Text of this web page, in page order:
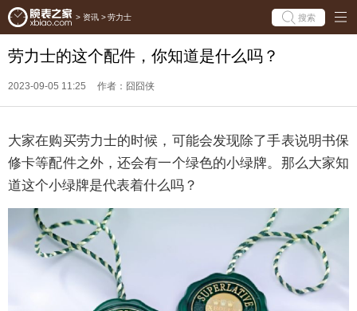
> 资讯 > 劳力士 搜索
劳力士的这个配件，你知道是什么吗？
2023-09-05 11:25 作者：囧囧侠
大家在购买劳力士的时候，可能会发现除了手表说明书保
修卡等配件之外，还会有一个绿色的小绿牌。那么大家知
道这个小绿牌是代表着什么吗？